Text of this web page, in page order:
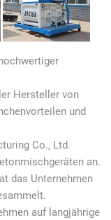
Hersteller von
und
Co., Ltd.
an.
das Unternehmen
auf langjährige